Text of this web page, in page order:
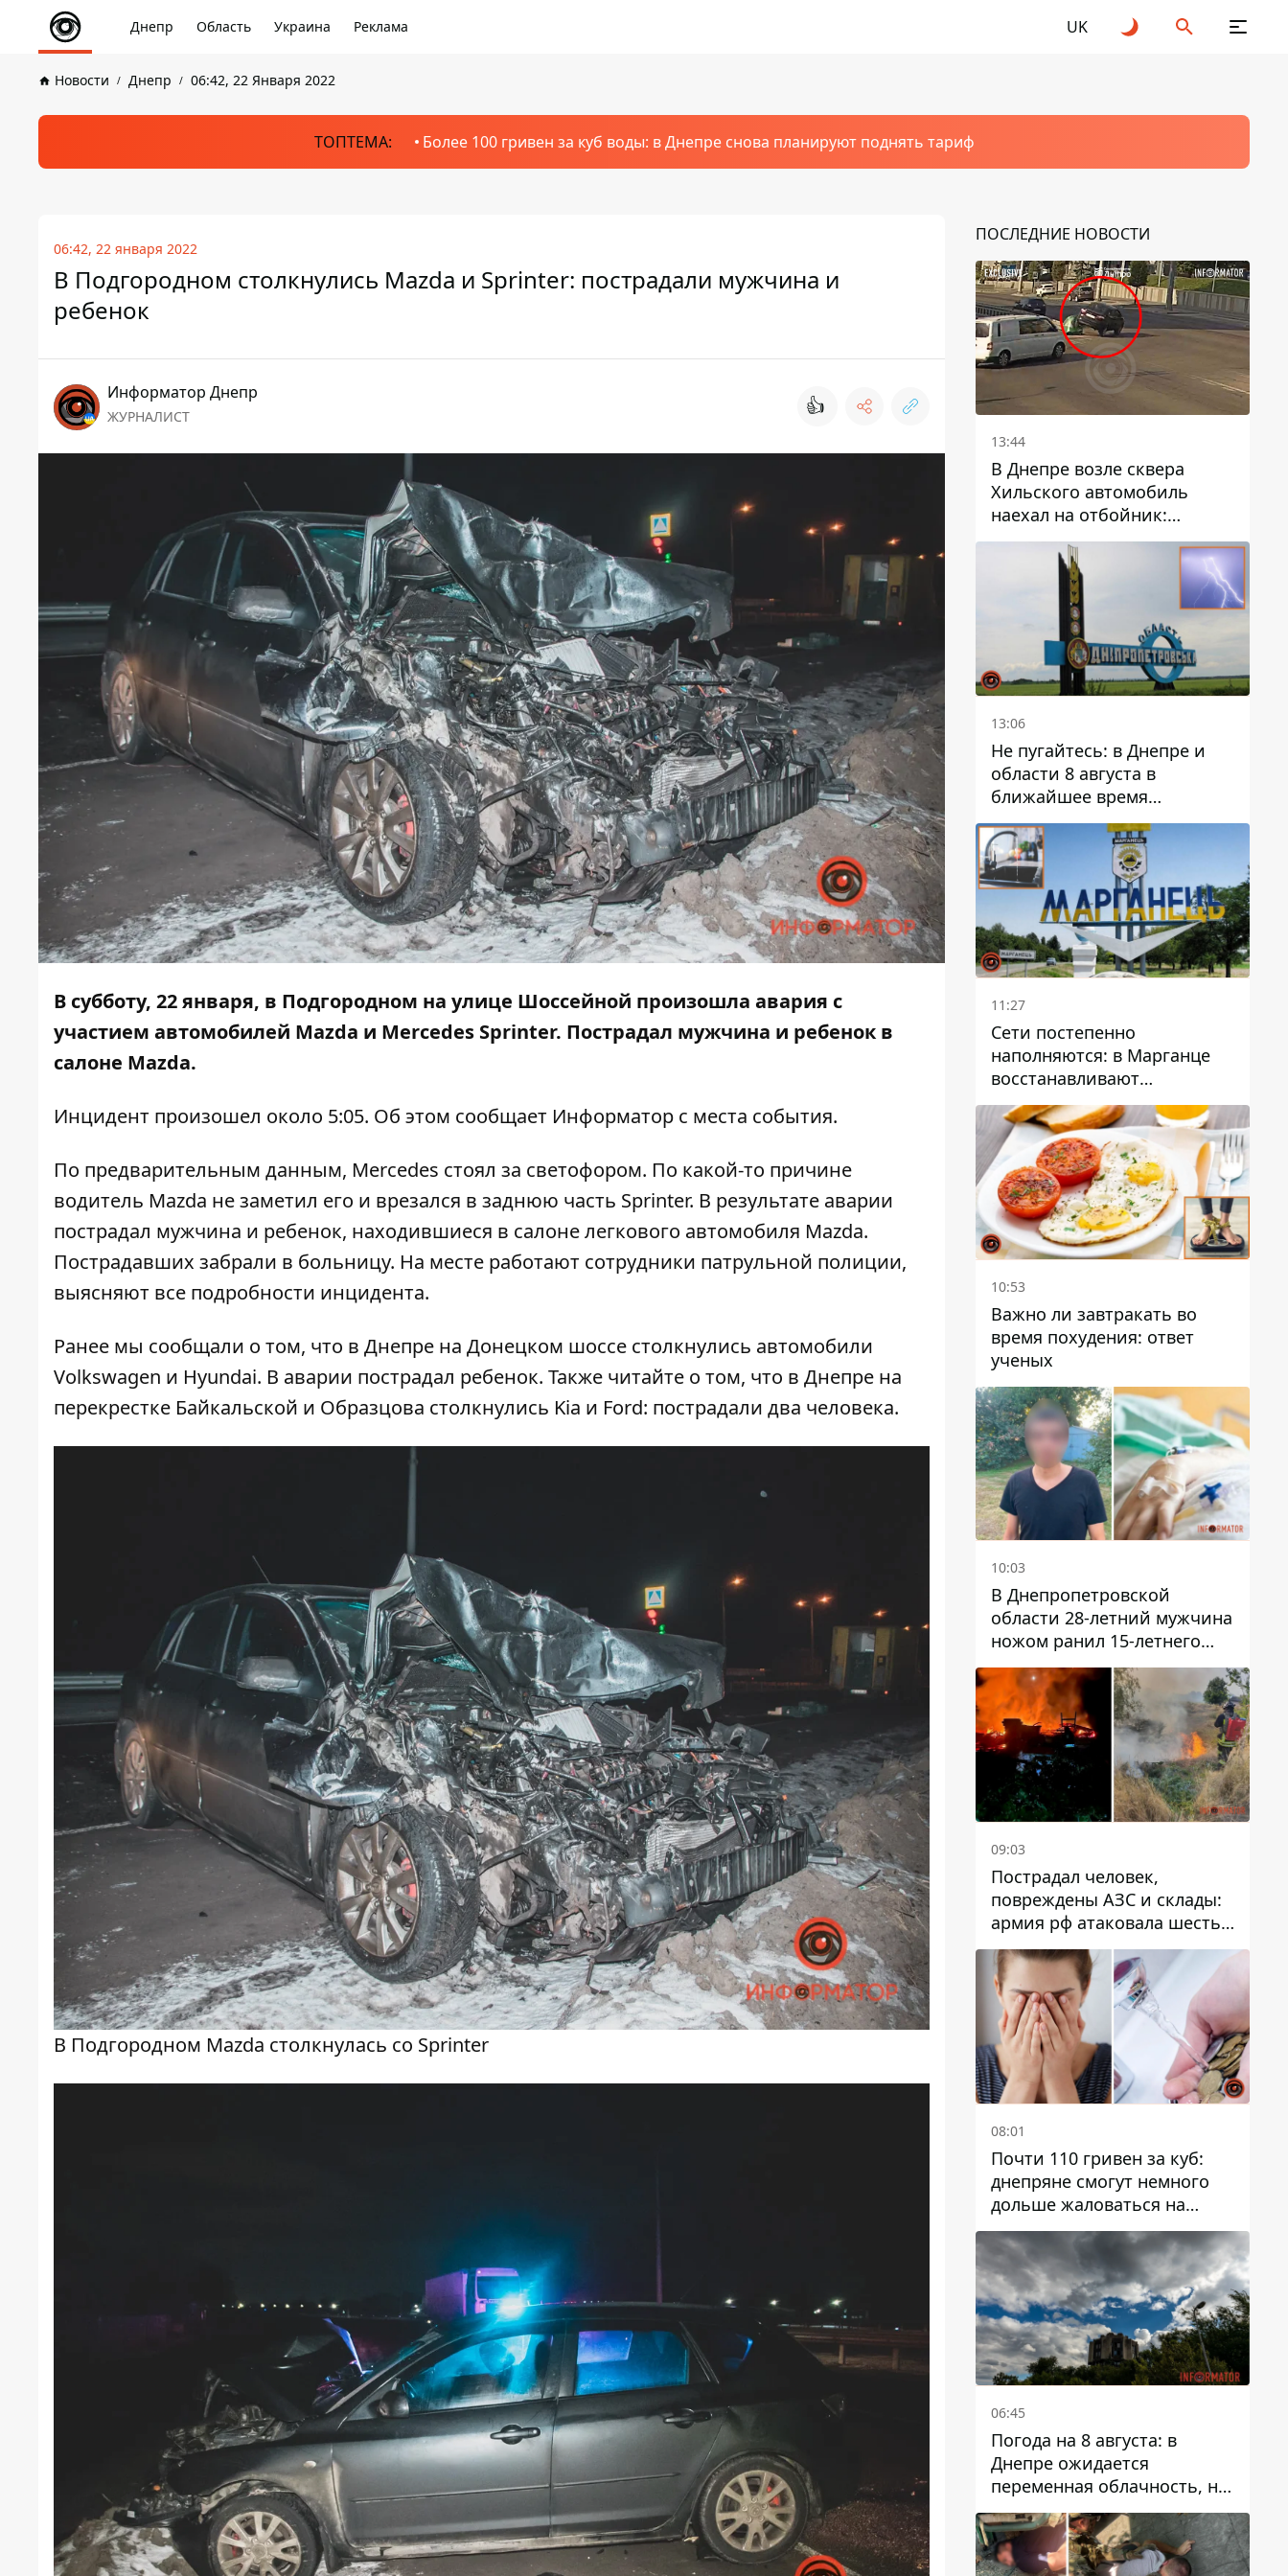
Днепр Область Украина Реклама UK
Новости Днепр 06:42, 22 Января 2022
ТОПТЕМА: Более 100 гривен за куб воды: в Днепре снова планируют поднять тариф
06:42, 22 января 2022
В Подгородном столкнулись Mazda и Sprinter: пострадали мужчина и
ребенок
Информатор Днепр
ЖУРНАЛИСТ 👍
В субботу, 22 января, в Подгородном на улице Шоссейной произошла авария с
участием автомобилей Mazda и Mercedes Sprinter. Пострадал мужчина и ребенок в
салоне Mazda.
Инцидент произошел около 5:05. Об этом сообщает Информатор с места события.
По предварительным данным, Mercedes стоял за светофором. По какой-то причине
водитель Mazda не заметил его и врезался в заднюю часть Sprinter. В результате аварии
пострадал мужчина и ребенок, находившиеся в салоне легкового автомобиля Mazda.
Пострадавших забрали в больницу. На месте работают сотрудники патрульной полиции,
выясняют все подробности инцидента.
Ранее мы сообщали о том, что в Днепре на Донецком шоссе столкнулись автомобили
Volkswagen и Hyundai. В аварии пострадал ребенок. Также читайте о том, что в Днепре на
перекрестке Байкальской и Образцова столкнулись Kia и Ford: пострадали два человека.
В Подгородном Mazda столкнулась со Sprinter
ПОСЛЕДНИЕ НОВОСТИ
13:44
В Днепре возле сквера
Хильского автомобиль
наехал на отбойник:
момент происшествия
13:06
Не пугайтесь: в Днепре и
области 8 августа в
ближайшее время
ожидается гроза
11:27
Сети постепенно
наполняются: в Марганце
восстанавливают
водоснабжение
10:53
Важно ли завтракать во
время похудения: ответ
ученых
10:03
В Днепропетровской
области 28-летний мужчина
ножом ранил 15-летнего
парня
09:03
Пострадал человек,
повреждены АЗС и склады:
армия рф атаковала шесть
районов Днепропетровской
области
08:01
Почти 110 гривен за куб:
днепряне смогут немного
дольше жаловаться на
запланированные тарифы
на воду на 2027 год
06:45
Погода на 8 августа: в
Днепре ожидается
переменная облачность, но
может пойти дождь